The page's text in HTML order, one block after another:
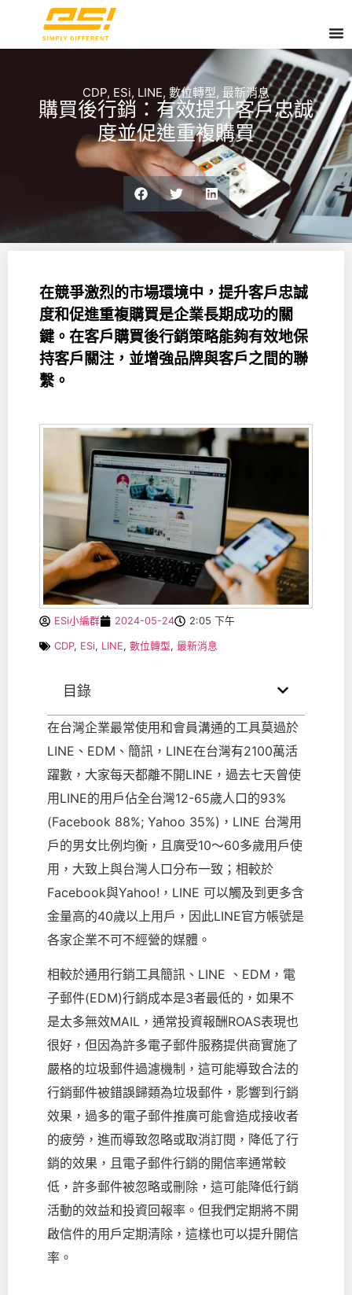
CDP, ESi, LINE, 數位轉型, 最新消息
購買後行銷：有效提升客戶忠誠
度並促進重複購買
在競爭激烈的市場環境中，提升客戶忠誠
度和促進重複購買是企業長期成功的關
鍵。在客戶購買後行銷策略能夠有效地保
持客戶關注，並增強品牌與客戶之間的聯
繫。
ESi小編群 2024-05-24 2:05 下午
CDP, ESi, LINE, 數位轉型, 最新消息
目錄
在台灣企業最常使用和會員溝通的工具莫過於
LINE、EDM、簡訊，LINE在台灣有2100萬活
躍數，大家每天都離不開LINE，過去七天曾使
⽤LINE的⽤⼾佔全台灣12-65歲人口的93%
(Facebook 88%; Yahoo 35%)，LINE 台灣用
戶的男女比例均衡，且廣受10～60多歲用戶使
用，大致上與台灣人口分布一致；相較於
Facebook與Yahoo!，LINE 可以觸及到更多含
金量高的40歲以上用戶，因此LINE官方帳號是
各家企業不可不經營的媒體。
相較於通用行銷工具簡訊、LINE 、EDM，電
子郵件(EDM)行銷成本是3者最低的，如果不
是太多無效MAIL，通常投資報酬ROAS表現也
很好，但因為許多電子郵件服務提供商實施了
嚴格的垃圾郵件過濾機制，這可能導致合法的
行銷郵件被錯誤歸類為垃圾郵件，影響到行銷
效果，過多的電子郵件推廣可能會造成接收者
的疲勞，進而導致忽略或取消訂閱，降低了行
銷的效果，且電子郵件行銷的開信率通常較
低，許多郵件被忽略或刪除，這可能降低行銷
活動的效益和投資回報率。但我們定期將不開
啟信件的用戶定期清除，這樣也可以提升開信
率。